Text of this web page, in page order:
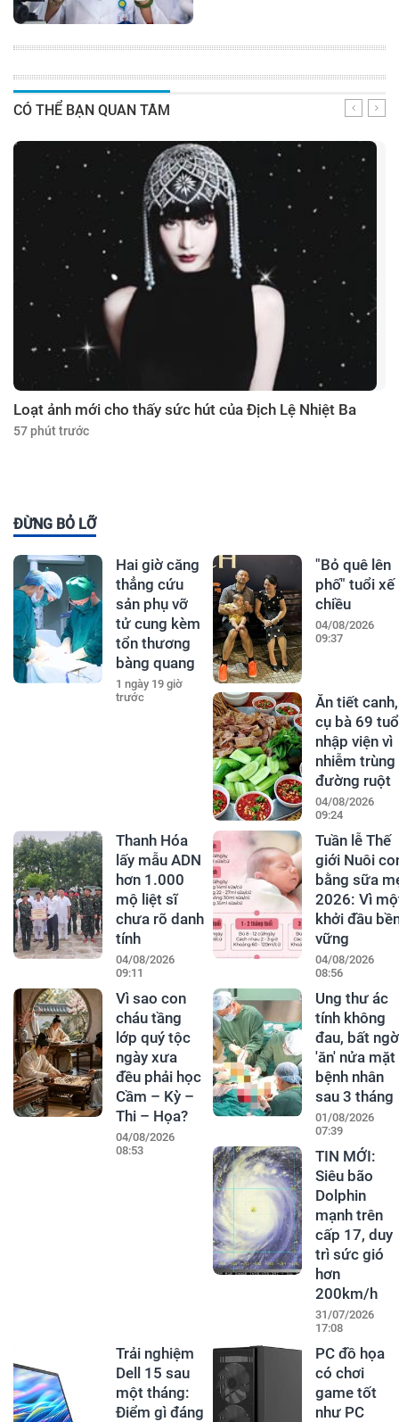
CÓ THỂ BẠN QUAN TÂM
Loạt ảnh mới cho thấy sức hút của Địch Lệ Nhiệt Ba
57 phút trước
ĐỪNG BỎ LỠ
Hai giờ căng
thẳng cứu
sản phụ vỡ
tử cung kèm
tổn thương
bàng quang
1 ngày 19 giờ
trước
"Bỏ quê lên
phố" tuổi xế
chiều
04/08/2026
09:37
Ăn tiết canh,
cụ bà 69
nhập viện vì
nhiễm trùng
đường ruột
04/08/2026
09:24
Thanh Hóa
lấy mẫu ADN
hơn 1.000
mộ liệt sĩ
chưa rõ danh
tính
04/08/2026
09:11
Tuần lễ Thế
giới Nuôi
bằng sữa
2026: Vì
khởi đầu
vững
04/08/2026
08:56
Vì sao con
cháu tầng
lớp quý tộc
ngày xưa
đều phải học
Cầm – Kỳ –
Thi – Họa?
04/08/2026
08:53
Ung thư ác
tính không
đau, bất ngờ
'ăn' nửa mặt
bệnh nhân
sau 3 tháng
01/08/2026
07:39
TIN MỚI:
Siêu bão
Dolphin
mạnh trên
cấp 17, duy
trì sức gió
hơn
200km/h
31/07/2026
17:08
Trải nghiệm
Dell 15 sau
một tháng:
Điểm gì đáng
PC đồ họa
có chơi
game tốt
như PC